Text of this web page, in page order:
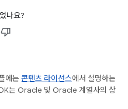
나요?
에는 콘텐츠 라이선스에서 설명하는
는 Oracle 및 Oracle 계열사의 상